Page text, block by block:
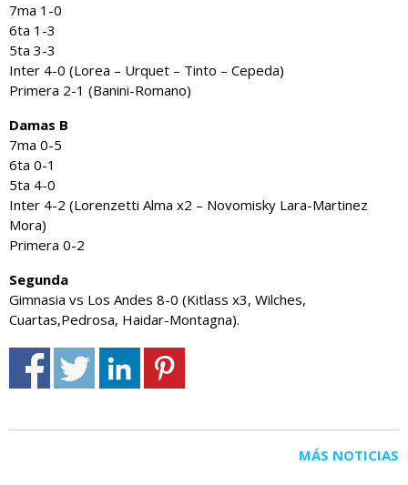
7ma 1-0
6ta 1-3
5ta 3-3
Inter 4-0 (Lorea – Urquet – Tinto – Cepeda)
Primera 2-1 (Banini-Romano)
Damas B
7ma 0-5
6ta 0-1
5ta 4-0
Inter 4-2 (Lorenzetti Alma x2 – Novomisky Lara-Martinez
Mora)
Primera 0-2
Segunda
Gimnasia vs Los Andes 8-0 (Kitlass x3, Wilches,
Cuartas,Pedrosa, Haidar-Montagna).
MÁS NOTICIAS